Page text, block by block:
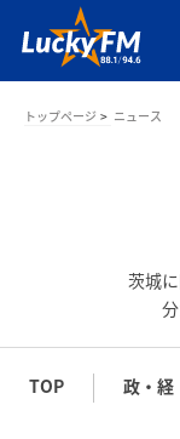
トップページ ニュース
茨城
TOP 政・経